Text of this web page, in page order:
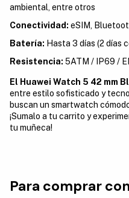
ambiental, entre otros
Conectividad: eSIM,
Batería: Hasta 3 días (2 días
Resistencia: 5ATM / IP69 /
El Huawei Watch 5 42 mm
entre estilo sofisticado y
buscan un smartwatch
¡Sumalo a tu carrito y
tu muñeca!
Para comprar